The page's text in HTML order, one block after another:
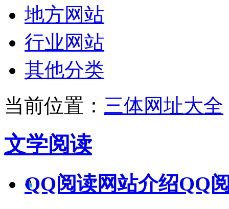
地方网站
行业网站
其他分类
当前位置： 三体网址大全
文学阅读
QQ阅读网站介绍QQ